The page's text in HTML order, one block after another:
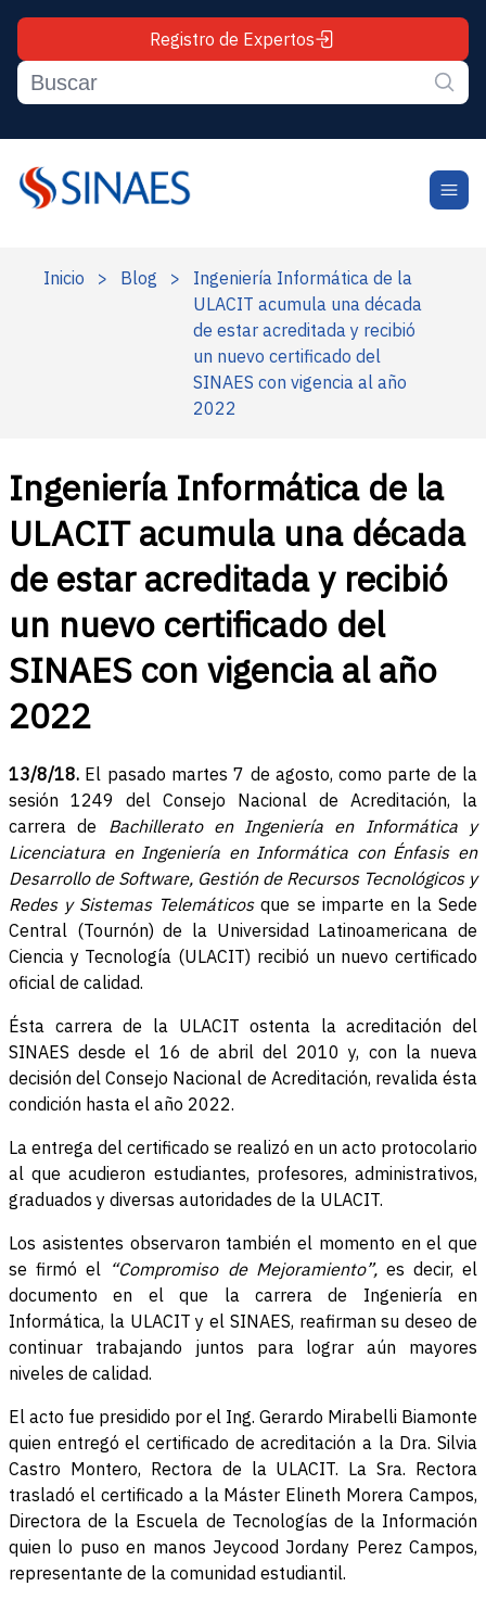
Registro de Expertos
Inicio > Blog >
Ingeniería Informática de la
ULACIT acumula una década
de estar acreditada y recibió
un nuevo certificado del
SINAES con vigencia al año
2022
Ingeniería Informática de la
ULACIT acumula una década
de estar acreditada y recibió
un nuevo certificado del
SINAES con vigencia al año
2022
13/8/18. El pasado martes 7 de agosto, como parte de la
sesión 1249 del Consejo Nacional de Acreditación, la
carrera de Bachillerato en Ingeniería en Informática y
Licenciatura en Ingeniería en Informática con Énfasis en
Desarrollo de Software, Gestión de Recursos Tecnológicos y
Redes y Sistemas Telemáticosque se imparte en la Sede
Central (Tournón) de la Universidad Latinoamericana de
Ciencia y Tecnología (ULACIT) recibió un nuevo certificado
oficial de calidad.
Ésta carrera de la ULACIT ostenta la acreditación del
SINAES desde el 16 de abril del 2010 y, con la nueva
decisión del Consejo Nacional de Acreditación, revalida ésta
condición hasta el año 2022.
La entrega del certificado se realizó en un acto protocolario
al que acudieron estudiantes, profesores, administrativos,
graduados y diversas autoridades de la ULACIT.
Los asistentes observaron también el momento en el que
se firmó el “Compromiso de Mejoramiento”,es decir, el
documento en el que la carrera de Ingeniería en
Informática, la ULACIT y el SINAES, reafirman su deseo de
continuar trabajando juntos para lograr aún mayores
niveles de calidad.
El acto fue presidido por el Ing. Gerardo Mirabelli Biamonte
quien entregó el certificado de acreditación a la Dra. Silvia
Castro Montero, Rectora de la ULACIT. La Sra. Rectora
trasladó el certificado a la Máster Elineth Morera Campos,
Directora de la Escuela de Tecnologías de la Información
quien lo puso en manos Jeycood Jordany Perez Campos,
representante de la comunidad estudiantil.